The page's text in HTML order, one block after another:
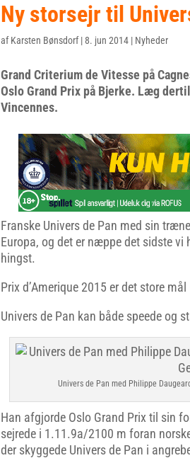
Ny storsejr til
afKarsten Bønsdorf|8. jun 2014 | Nyheder
Grand Criterium de Vitesse på
Oslo Grand Prix på Bjerke. Læg
Vincennes.
Franske Univers de Pan med sin
Europa, og det er næppe det sidste
hingst.
Prix d’Amerique 2015 er det store
Univers de Pan kan både speede og
Univers de Pan med Philippe
Han afgjorde Oslo Grand Prix til sin
sejrede i 1.11.9a/2100 m foran
der skyggede Univers de Pan i